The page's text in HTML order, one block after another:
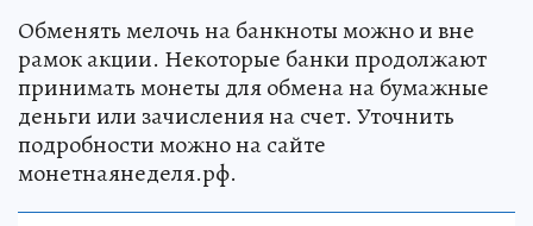
Обменять мелочь на банкноты можно и вне
рамок акции. Некоторые банки продолжают
принимать монеты для обмена на бумажные
деньги или зачисления на счет. Уточнить
подробности можно на сайте
монетнаянеделя.рф.